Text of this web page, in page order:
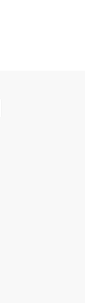
Youtubessa
välilehdessä